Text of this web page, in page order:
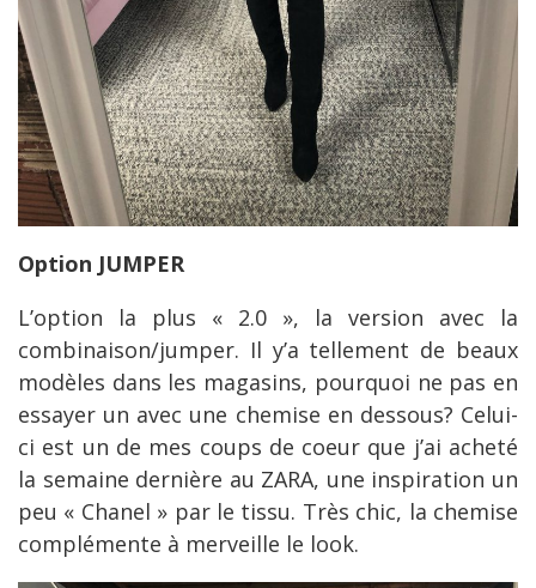
Option JUMPER
L’option la plus « 2.0 », la version avec la
combinaison/jumper. Il y’a tellement de beaux
modèles dans les magasins, pourquoi ne pas en
essayer un avec une chemise en dessous? Celui-
ci est un de mes coups de coeur que j’ai acheté
la semaine dernière au ZARA, une inspiration un
peu « Chanel » par le tissu. Très chic, la chemise
complémente à merveille le look.